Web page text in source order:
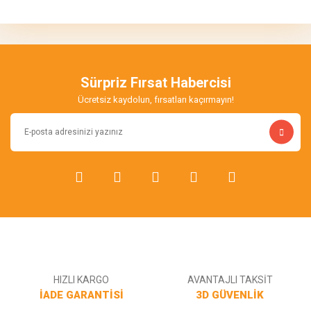
Yorum Yaz
Ürün bilgilerinde hatalar bulunuyor.
Ürün fiyatı diğer sitelerden daha pahalı.
Bu ürüne benzer farklı alternatifler olmalı.
Sürpriz Fırsat Habercisi
Ücretsiz kaydolun, fırsatları kaçırmayın!
HIZLI KARGO
İADE GARANTİSİ
AVANTAJLI TAKSİT
3D GÜVENLİK